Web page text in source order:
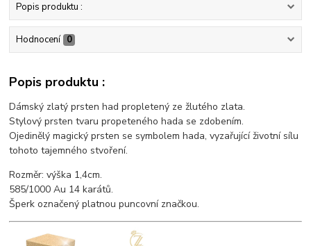
Popis produktu :
Hodnocení 0
Popis produktu :
Dámský zlatý prsten had propletený ze žlutého zlata.
Stylový prsten tvaru propeteného hada se zdobením.
Ojedinělý magický prsten se symbolem hada, vyzařující životní sílu
tohoto tajemného stvoření.
Rozměr: výška 1,4cm.
585/1000 Au 14 karátů.
Šperk označený platnou puncovní značkou.